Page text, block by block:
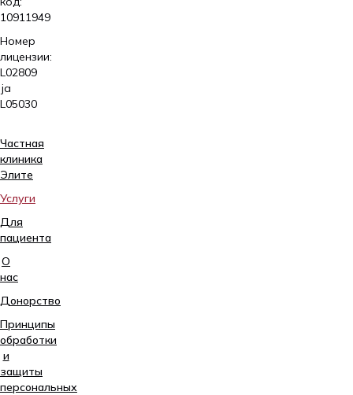
10911949
Номер
лицензии:
L02809
ja
L05030
Частная
клиника
Элитe
Услуги
Для
пациента
О
нас
Донорство
Принципы
обработки
и
защиты
персональных